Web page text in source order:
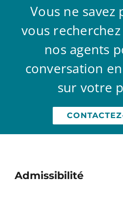
Vous ne savez
vous recherchez
nos agents
conversation
sur votre
Admissibilité